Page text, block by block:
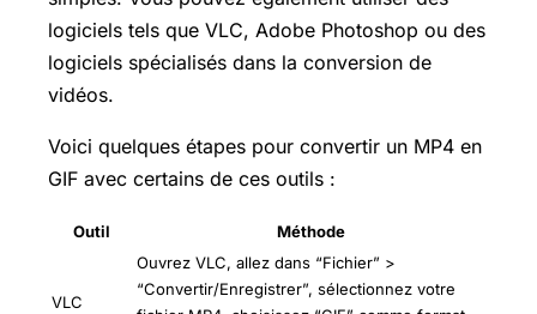
logiciels tels que VLC, Adobe Photoshop ou des
logiciels spécialisés dans la conversion de
vidéos.
Voici quelques étapes pour convertir un MP4 en
GIF avec certains de ces outils :
Outil Méthode
VLC
Ouvrez VLC, allez dans “Fichier” >
“Convertir/Enregistrer”, sélectionnez votre